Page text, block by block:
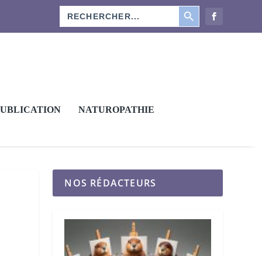
for:
SEARCH BUTTON
NATUROPATHIE
NOS RÉDACTEURS